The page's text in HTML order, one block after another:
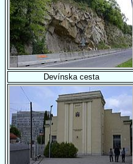
Devínska cesta